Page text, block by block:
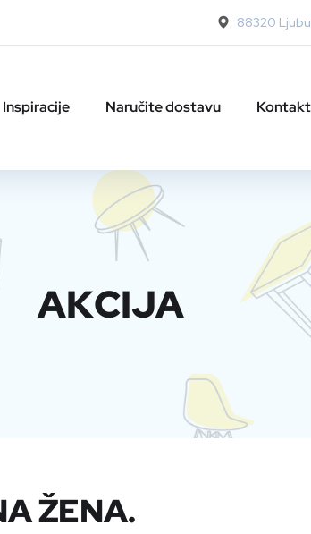
88320
Inspiracije Naručite dostavu Kontakt
AKCIJA
ŽENA.